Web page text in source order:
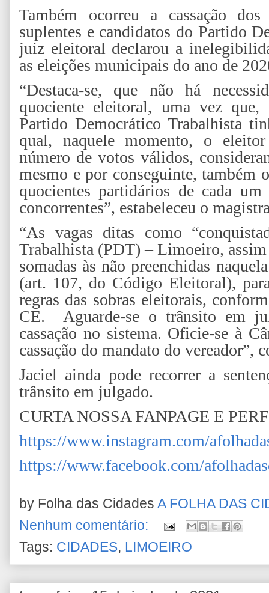
Também ocorreu a cassação
suplentes e candidatos do Partido
juiz eleitoral declarou a
as eleições municipais do ano de
“Destaca-se, que não há
quociente eleitoral, uma vez
Partido Democrático Trabalhista
qual, naquele momento, o
número de votos válidos,
mesmo e por conseguinte, também
quocientes partidários de cada
concorrentes”, estabeleceu o
“As vagas ditas como
Trabalhista (PDT) – Limoeiro,
somadas às não preenchidas
(art. 107, do Código Eleitoral),
regras das sobras eleitorais,
CE. Aguarde-se o trânsito em
cassação no sistema. Oficie-se à
cassação do mandato do vereador”,
Jaciel ainda pode recorrer a
trânsito em julgado.
CURTA NOSSA FANPAGE E
https://www.instagram.com/
https://www.facebook.com/
by Folha das Cidades A FOLHA DAS
Nenhum comentário:
Tags: CIDADES, LIMOEIRO